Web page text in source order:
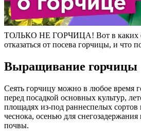
ТОЛЬКО НЕ ГОРЧИЦА! Вот в каких
отказаться от посева горчицы, и что
Выращивание горчицы
Сеять горчицу можно в любое время
перед посадкой основных культур,
площадях из-под раннеспелых сортов
чеснока, осенью для
почвы.